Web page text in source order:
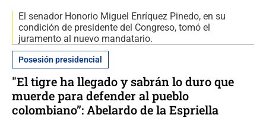
El senador Honorio Miguel Enríquez Pinedo, en su
condición de presidente del Congreso, tomó el
juramento al nuevo mandatario.
Posesión presidencial
"El tigre ha llegado y sabrán lo duro que
muerde para defender al pueblo
colombiano”: Abelardo de la Espriella